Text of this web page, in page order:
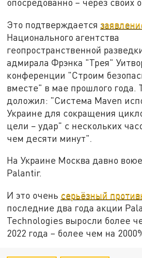
Это подтверждается
Национального агентства
геопространственной
адмирала Фрэнка "Трея"
конференции "Строим
вместе" в мае прошлого года.
доложил: "Система Maven
Украине для сокращения
цели – удар" c нескольких
чем десяти минут".
На Украине Москва давно
Palantir.
И это очень серьёзный
последние два года акции
Technologies выросли более
2022 года – более чем на